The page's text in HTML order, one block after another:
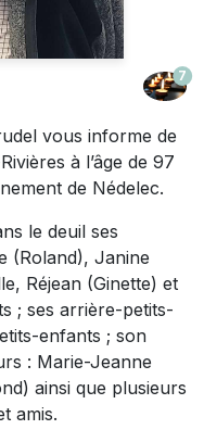
7
vous informe de
à l’âge de 97
de Nédelec.
le deuil ses
(Roland), Janine
Réjean (Ginette) et
; ses arrière-petits-
enfants ; son
: Marie-Jeanne
ainsi que plusieurs
amis.